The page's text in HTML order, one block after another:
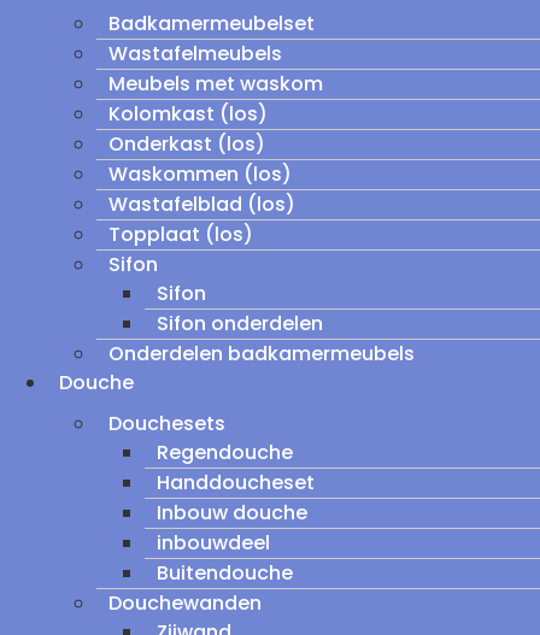
Badkamermeubelset
Wastafelmeubels
Meubels met waskom
Kolomkast (los)
Onderkast (los)
Waskommen (los)
Wastafelblad (los)
Topplaat (los)
Sifon
Sifon
Sifon onderdelen
Onderdelen badkamermeubels
Douche
Douchesets
Regendouche
Handdoucheset
Inbouw douche
inbouwdeel
Buitendouche
Douchewanden